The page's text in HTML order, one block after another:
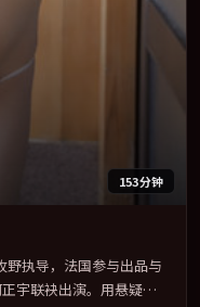
153分钟
野执导，法国参与出品与
宇联袂出演。用悬疑外